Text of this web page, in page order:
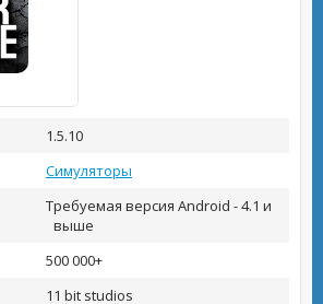
1.5.10
Симуляторы
Требуемая версия Android - 4.1 и
выше
500 000+
11 bit studios